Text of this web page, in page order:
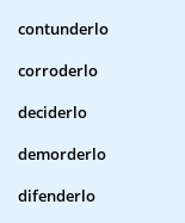
contunderlo
corroderlo
deciderlo
demorderlo
difenderlo